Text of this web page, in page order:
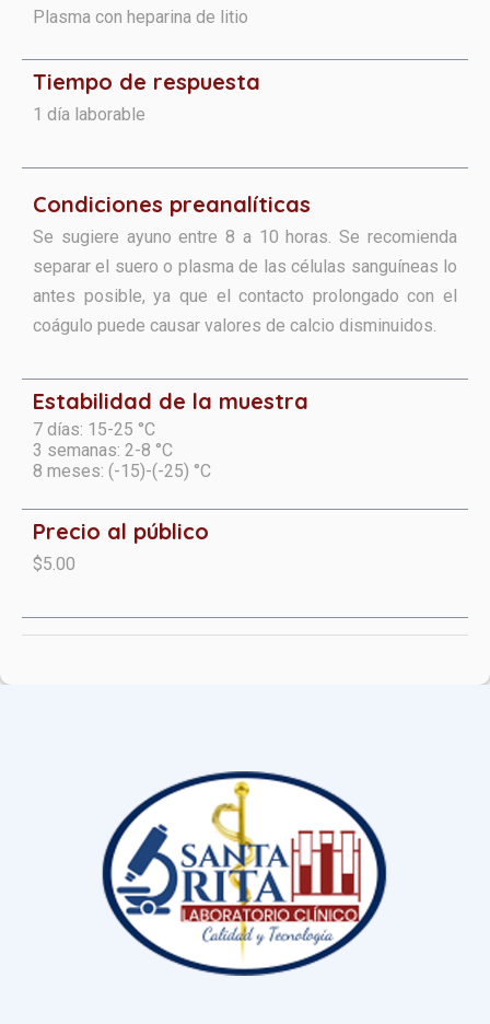
Plasma con heparina de litio
Tiempo de respuesta
1 día laborable​
Condiciones preanalíticas
Se sugiere ayuno entre 8 a 10 horas. Se recomienda
separar el suero o plasma de las células sanguíneas lo
antes posible, ya que el contacto prolongado con el
coágulo puede causar valores de calcio disminuidos.
Estabilidad de la muestra
7 días: 15-25 °C
3 semanas: 2-8 °C
8 meses: (-15)-(-25) °C
Precio al público
$5.00